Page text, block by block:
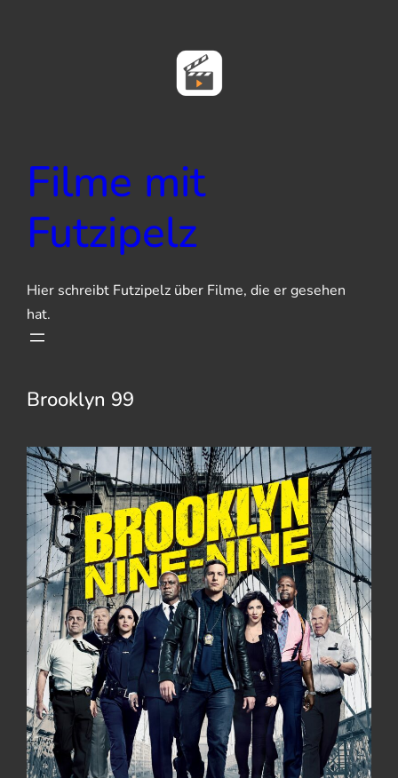
Filme mit
Futzipelz
Hier schreibt Futzipelz über Filme, die er gesehen
hat.
Brooklyn 99